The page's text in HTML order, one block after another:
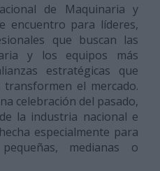
de Maquinaria y
encuentro para líderes,
que buscan las
y los equipos más
estratégicas que
el mercado.
celebración del pasado,
la industria nacional e
especialmente para
medianas o